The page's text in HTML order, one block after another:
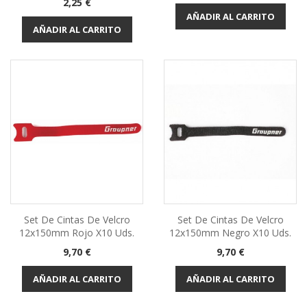
AÑADIR AL CARRITO
AÑADIR AL CARRITO
Set De Cintas De Velcro
12x150mm Rojo X10 Uds.
Precio
9,70 €
AÑADIR AL CARRITO
Set De Cintas De Velcro
12x150mm Negro X10 Uds.
Precio
9,70 €
AÑADIR AL CARRITO